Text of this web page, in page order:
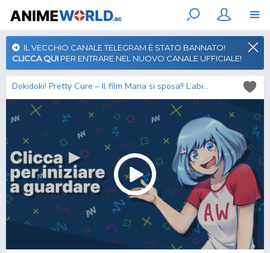
IL VECCHIO CANALE TELEGRAM È STATO BANNATO!
CLICCA QUI PER ENTRARE NEL NUOVO CANALE UFFICIALE!
Dokidoki! Pretty Cure – Il film Mana si sposa!! L’abito della speranza che si collega al futuro